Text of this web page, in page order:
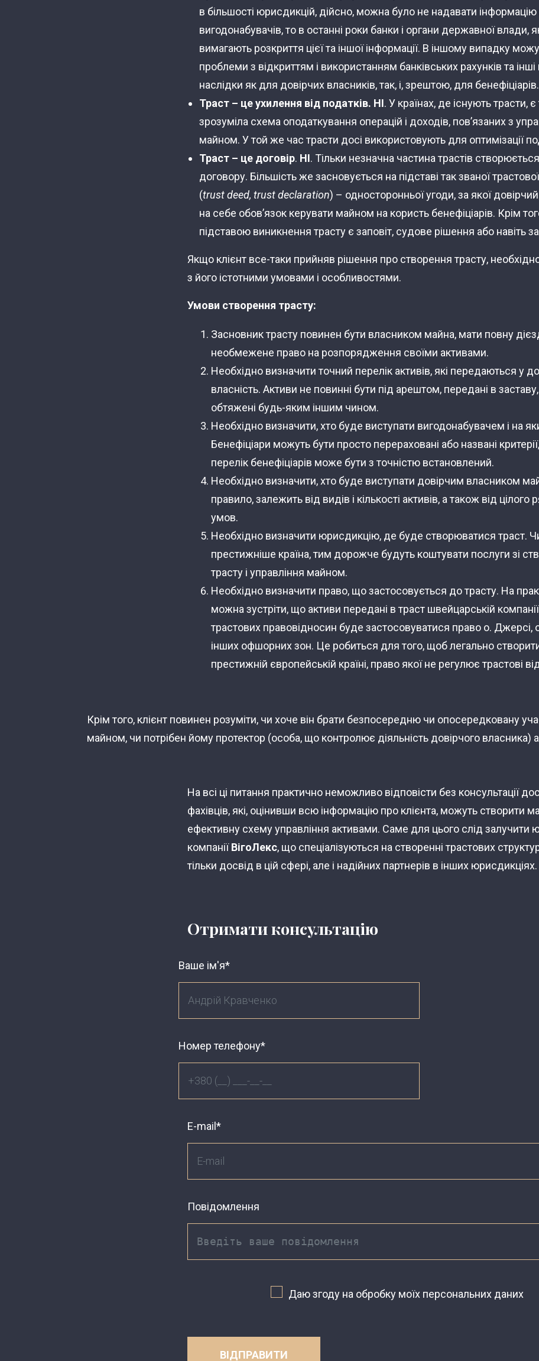
в більшості юрисдикцій, дійсно, можна було не надавати
вигодонабувачів, то в останні роки банки і органи державної влади,
вимагають розкриття цієї та іншої інформації. В іншому випадку
проблеми з відкриттям і використанням банківських рахунків та інші
наслідки як для довірчих власників, так, і, зрештою, для бенефіціарів.
Траст – це ухилення від податків. НІ. У країнах, де існують трасти,
зрозуміла схема оподаткування операцій і доходів, пов’язаних з
майном. У той же час трасти досі використовують для оптимізації
Траст – це договір. НІ. Тільки незначна частина трастів
договору. Більшість же засновується на підставі так званої
(trustdeed, trust declaration) – односторонньої угоди, за якої
на себе обов’язок керувати майном на користь бенефіціарів. Крім
підставою виникнення трасту є заповіт, судове рішення або навіть
Якщо клієнт все-таки прийняв рішення про створення трасту,
з його істотними умовами і особливостями.
Умови створення трасту:
Засновник трасту повинен бути власником майна, мати повну
необмежене право на розпорядження своїми активами.
Необхідно визначити точний перелік активів, які передаються у
власність. Активи не повинні бути під арештом, передані в
обтяжені будь-яким іншим чином.
Необхідно визначити, хто буде виступати вигодонабувачем і на
Бенефіціари можуть бути просто перераховані або названі
перелік бенефіціарів може бути з точністю встановлений.
Необхідно визначити, хто буде виступати довірчим власником
правило, залежить від видів і кількості активів, а також від цілого
умов.
Необхідно визначити юрисдикцію, де буде створюватися траст.
престижніше країна, тим дорожче будуть коштувати послуги зі
трасту і управління майном.
Необхідно визначити право, що застосовується до трасту. На
можна зустріти, що активи передані в траст швейцарській
трастових правовідносин буде застосовуватися право о. Джерсі,
інших офшорних зон. Це робиться для того, щоб легально
престижній європейській країні, право якої не регулює трастові
Крім того, клієнт повинен розуміти, чи хоче він брати безпосередню чи опосередковану
майном, чи потрібен йому протектор (особа, що контролює діяльність довірчого власника)
На всі ці питання практично неможливо відповісти без консультації
фахівців, які, оцінивши всю інформацію про клієнта, можуть створити
ефективну схему управління активами. Саме для цього слід залучити
компаніїВігоЛекс, що спеціалізуються на створенні трастових
тільки досвід в цій сфері, але і надійних партнерів в інших юрисдикціях.
Отримати консультацію
Ваше ім'я*
Номер телефону*
E-mail*
Повідомлення
Даю згоду на обробку моїх персональних даних